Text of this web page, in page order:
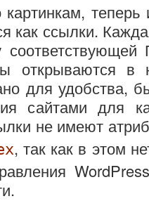
теперь
как ссылки.
открываются в
для удобства,
сайтами для
не имеют
, так как в этом